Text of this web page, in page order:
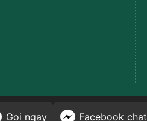
Gọi ngay Facebook chat